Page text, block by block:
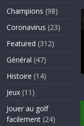
Champions (98)
Coronavirus (23)
Featured (312)
Général (47)
Histoire (14)
Jeux (11)
Jouer au golf
facilement (24)